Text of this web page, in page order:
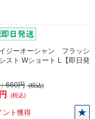
ジーオーシャン フラッシ
スト Wショート L【即日発
660円 (税込)
(税込)
ント獲得